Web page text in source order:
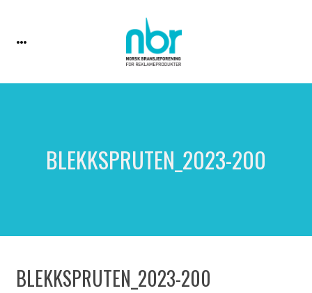
BLEKKSPRUTEN_2023-200
BLEKKSPRUTEN_2023-200